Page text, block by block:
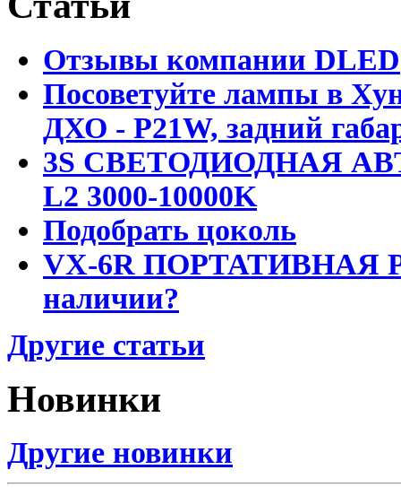
Отзывы компании DLED
Посоветуйте лампы в
ДХО - P21W, задний
3S СВЕТОДИОДНАЯ
L2 3000-10000K
Подобрать цоколь
VX-6R ПОРТАТИВНАЯ
наличии?
Другие статьи
Новинки
Другие новинки